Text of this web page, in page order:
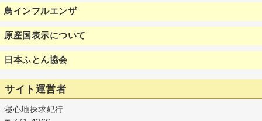
鳥インフルエンザ
原産国表示について
日本ふとん協会
サイト運営者
寝心地探求紀行